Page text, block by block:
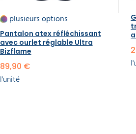
plusieurs options
Pantalon atex réfléchissant
avec ourlet réglable Ultra
Bizflame
89,90 €
l'unité